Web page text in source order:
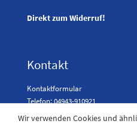
Direkt zum Widerruf!
Kontakt
Kontaktformular
Telefon: 04943-910921
Wir verwenden Cookies und